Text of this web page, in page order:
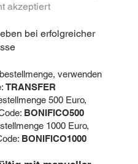
akzeptiert
bei erfolgreicher
verwenden
TRANSFER
500 Euro,
BONIFICO500
1000 Euro,
BONIFICO1000